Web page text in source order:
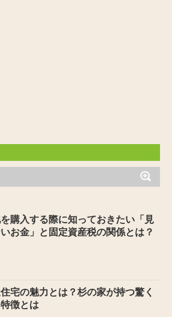
購入する際に知っておきたい「見
お金」と固定資産税の関係とは？
宅の魅力とは？杉の家が持つ驚く
徴とは